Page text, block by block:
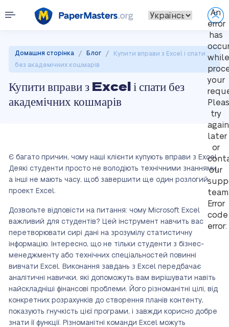
An
error
has
while
your
try
again
later
or
our
Error
code
error:
Домашня сторінка / Блог /
Купити вправи з Excel і спати
без академічних кошмарів
Купити вправи з Excel і спати без
академічних кошмарів
Є багато причин, чому наші клієнти купують вправи з Excel.
Деякі студенти просто не володіють технічними знаннями,
а інші не мають часу, щоб завершити ще один розлогий
проект Excel.
Дозвольте відповісти на питання: чому Microsoft Excel
важливий для студентів? Цей інструмент навчить вас
перетворювати сирі дані на зрозумілу статистичну
інформацію. Інтересно, що не тільки студенти з бізнес-
менеджменту або технічних спеціальностей повинні
вивчати Excel. Виконання завдань з Excel передбачає
аналітичні навички, які допоможуть вам вирішувати навіть
найскладніші фінансові проблеми. Його різноманітні цілі, від
конкретних розрахунків до створення планів контенту,
показують гнучкість цієї програми, і завжди корисно добре
знати її функції. Різноманітні команди Excel можуть